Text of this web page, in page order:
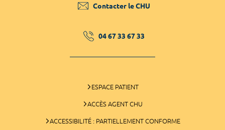
Contacter le CHU
04 67 33 67 33
ESPACE PATIENT
ACCÈS AGENT CHU
ACCESSIBILITÉ : PARTIELLEMENT CONFORME